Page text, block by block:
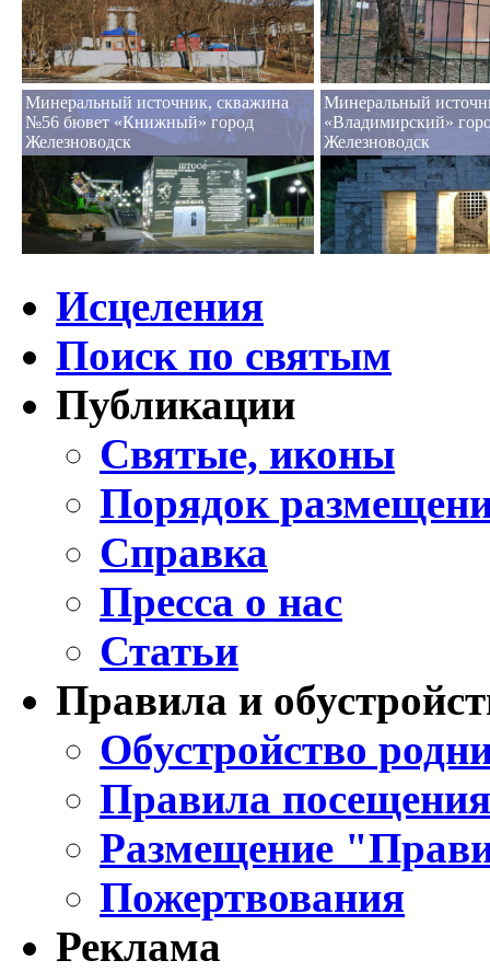
Минеральный источник, скважина
№56 бювет «Книжный» город
Железноводск
Минеральный
«Владимирский»
Железноводск
Исцеления
Поиск по святым
Публикации
Святые, иконы
Порядок
Справка
Пресса о нас
Статьи
Правила и
Обустройство
Правила
Размещение
Пожертвования
Реклама